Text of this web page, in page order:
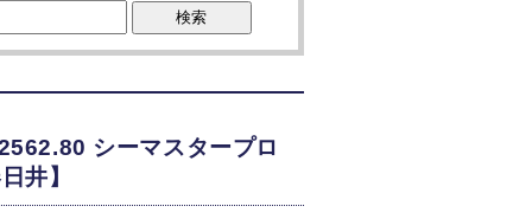
検索
シーマスタープロ
井】